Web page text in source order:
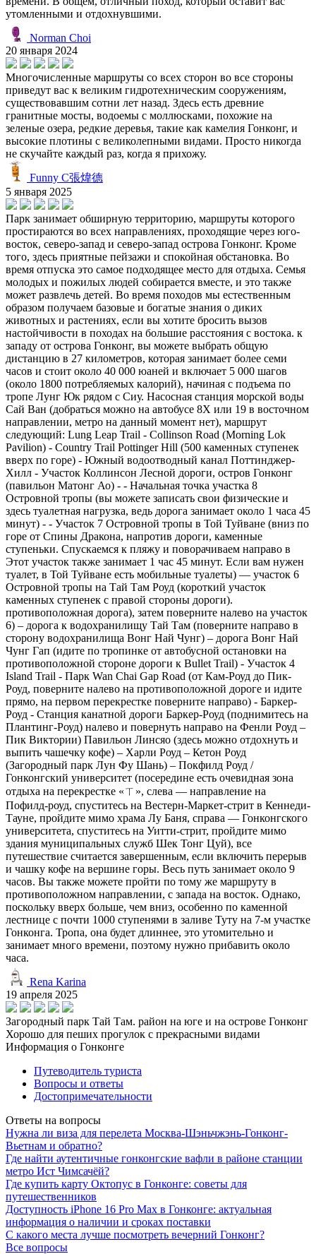
утомленными и отдохнувшими.
Norman Choi
20 января 2024
Многочисленные маршруты со всех сторон во все стороны
приведут вас к великим гидротехническим сооружениям,
существовавшим сотни лет назад. Здесь есть древние
гранитные мосты, водоемы с моллюсками, похожие на
зеленые озера, редкие деревья, такие как камелия Гонконг, и
высокие плотины с великолепными видами. Просто никогда
не скучайте каждый раз, когда я прихожу.
Funny C張煒德
5 января 2025
Парк занимает обширную территорию, маршруты которого
простираются во всех направлениях, проходящие через юго-
восток, северо-запад и северо-запад острова Гонконг. Кроме
того, здесь приятные пейзажи и спокойная обстановка. Во
время отпуска это самое подходящее место для отдыха. Семья
молодых и пожилых людей собирается вместе, и это также
может развлечь детей. Во время походов мы естественным
образом получаем базовые и богатые знания о диких
животных и растениях, если вы хотите бросить вызов
настойчивости в походах на большие расстояния с востока. к
западу от острова Гонконг, вы можете выбрать общую
дистанцию ​​в 27 километров, которая занимает более семи
часов и стоит около 40 000 юаней и включает 5 000 шагов
(около 1800 потребляемых калорий), начиная с подъема по
тропе Лунг Юк рядом с Сиу. Насосная станция морской воды
Сай Ван (добраться можно на автобусе 8X или 19 в восточном
направлении, метро на данный момент нет), маршрут
следующий: Lung Leap Trail - Collinson Road (Morning Lok
Pavilion) - Country Trail Pottinger Hill (500 каменных ступенек
вверх по горе) - Южный водоотводный канал Поттинджер-
Хилл - Участок Коллинсон Лесной дороги, остров Гонконг
(павильон Матонг Ао) - - Начальная точка участка 8
Островной тропы (вы можете записать свои физические и
здесь туалетная нагрузка, ведь дорога занимает около 1 часа 45
минут) - - Участок 7 Островной тропы в Той Туйване (вниз по
горе от Спины Дракона, напротив дороги, каменные
ступеньки. Спускаемся к пляжу и поворачиваем направо в
Этот участок также занимает 1 час 45 минут. Если вам нужен
туалет, в Той Туйване есть мобильные туалеты) — участок 6
Островной тропы на Тай Там Роуд (короткий участок
каменных ступенек с правой стороны дороги).
противоположная дорога), затем поверните налево на участок
6) – дорога к водохранилищу Тай Там (поверните направо в
сторону водохранилища Вонг Най Чунг) – дорога Вонг Най
Чунг Гап (идите по тропинке от автобусной остановки на
противоположной стороне дороги к Bullet Trail) - Участок 4
Island Trail - Парк Wan Chai Gap Road (от Кам-Роуд до Пик-
Роуд, поверните налево на противоположной дороге и идите
прямо, на первом перекрестке поверните направо) - Баркер-
Роуд - Станция канатной дороги Баркер-Роуд (поднимитесь на
Плантинг-Роуд) налево и повернуть направо на Фенли Роуд –
Пик Виктории) Павильон Линсяо (здесь можно отдохнуть и
выпить чашечку кофе) – Харли Роуд – Кетон Роуд
(Загородный парк Лун Фу Шань) – Покфилд Роуд /
Гонконгский университет (посередине есть очевидная зона
отдыха на перекрестке «ㄒ», слева — направление на
Пофилд-роуд, спуститесь на Вестерн-Маркет-стрит в Кеннеди-
Тауне, пройдите мимо храма Лу Баня, справа — Гонконгского
университета, спуститесь на Уитти-стрит, пройдите мимо
здания муниципальных служб Шек Тонг Цуй), все
путешествие считается завершенным, если включить перерыв
и чашку кофе на вершине горы. Весь путь занимает около 9
часов. Вы также можете пройти по тому же маршруту в
противоположном направлении, с запада на восток. Однако,
поскольку вверх больше, чем вниз, особенно по каменной
лестнице с почти 1000 ступенями в заливе Туту на 7-м участке
Гонконга. Тропа, она будет длиннее, это утомительно и
занимает много времени, поэтому нужно прибавить около
часа.
Rena Karina
19 апреля 2025
Загородный парк Тай Там. район на юге и на острове Гонконг
Хорошо для пеших прогулок с прекрасными видами
Информация о Гонконге
Путеводитель туриста
Вопросы и ответы
Достопримечательности
Ответы на вопросы
Нужна ли виза для перелета Москва-Шэньчжэнь-Гонконг-
Вьетнам и обратно?
Где найти аутентичные гонконгские вафли в районе станции
метро Ист Чимсачёй?
Где купить карту Октопус в Гонконге: советы для
путешественников
Доступность iPhone 16 Pro Max в Гонконге: актуальная
информация о наличии и сроках поставки
С какого места лучше посмотреть вечерний Гонконг?
Все вопросы